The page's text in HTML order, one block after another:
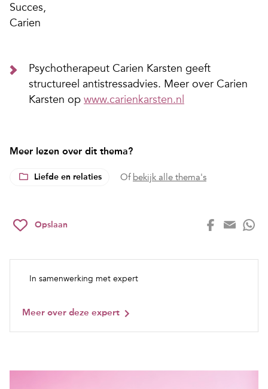
Succes,
Carien
Psychotherapeut Carien Karsten geeft
structureel antistressadvies. Meer over Carien
Karsten op www.carienkarsten.nl
Meer lezen over dit thema?
Liefde en relaties Of bekijk alle thema's
Opslaan
In samenwerking met expert
Meer over deze expert